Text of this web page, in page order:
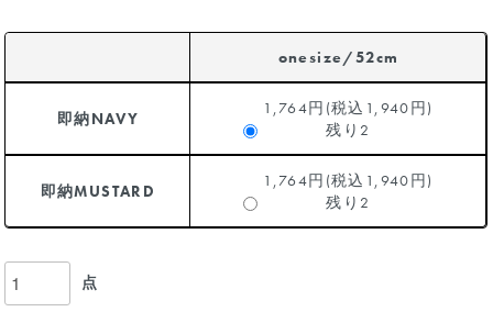
onesize/52cm
即納NAVY
1,764円(税込1,940円)
残り2
即納MUSTARD
1,764円(税込1,940円)
残り2
点